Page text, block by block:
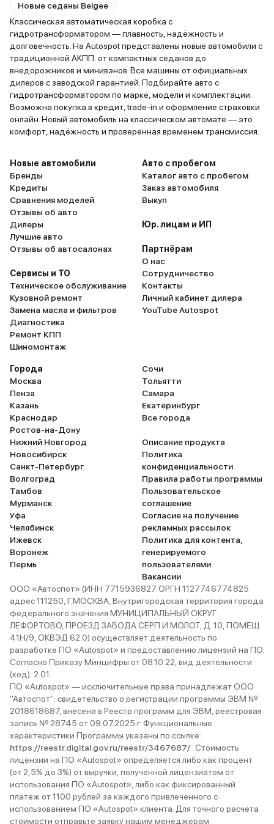
Новые седаны Belgee
Классическая автоматическая коробка с
гидротрансформатором — плавность, надёжность и
долговечность. На Autospot представлены новые автомобили с
традиционной АКПП: от компактных седанов до
внедорожников и минивэнов. Все машины от официальных
дилеров с заводской гарантией. Подбирайте авто с
гидротрансформатором по марке, модели и комплектации.
Возможна покупка в кредит, trade-in и оформление страховки
онлайн. Новый автомобиль на классическом автомате — это
комфорт, надёжность и проверенная временем трансмиссия.
Новые автомобили
Бренды
Кредиты
Сравнения моделей
Отзывы об авто
Дилеры
Лучшие авто
Отзывы об автосалонах
Сервисы и ТО
Техническое обслуживание
Кузовной ремонт
Замена масла и фильтров
Диагностика
Ремонт КПП
Шиномонтаж
Авто с пробегом
Каталог авто с пробегом
Заказ автомобиля
Выкуп
Юр. лицам и ИП
Партнёрам
О нас
Сотрудничество
Контакты
Личный кабинет дилера
YouTube Autospot
Города
Москва
Пенза
Казань
Краснодар
Ростов-на-Дону
Нижний Новгород
Новосибирск
Санкт-Петербург
Волгоград
Тамбов
Мурманск
Уфа
Челябинск
Ижевск
Воронеж
Пермь
Сочи
Тольятти
Самара
Екатеринбург
Все города
Описание продукта
Политика
конфиденциальности
Правила работы программы
Пользовательское
соглашение
Согласие на получение
рекламных рассылок
Политика для контента,
генерируемого
пользователями
Вакансии
ООО «Автоспот» (ИНН 7715936827 ОРГН 1127746774825
адрес 111250, Г.МОСКВА, Внутригородская территория города
федерального значения МУНИЦИПАЛЬНЫЙ ОКРУГ
ЛЕФОРТОВО, ПРОЕЗД ЗАВОДА СЕРП И МОЛОТ, Д. 10, ПОМЕЩ.
41Н/9, ОКВЭД 62.0) осуществляет деятельность по
разработке ПО «Autospot» и предоставлению лицензий на ПО.
Согласно Приказу Минцифры от 08.10.22, вид деятельности
(код): 2.01.
ПО «Autospot» — исключительные права принадлежат ООО
"Автоспот": свидетельство о регистрации программы ЭВМ №
2018618687, внесена в Реестр программ для ЭВМ, реестровая
запись № 28745 от 09.07.2025 г. Функциональные
характеристики Программы указаны по ссылке:
https://reestr.digital.gov.ru/reestr/3467687/ . Стоимость
лицензии на ПО «Autospot» определяется либо как процент
(от 2,5% до 3%) от выручки, полученной лицензиатом от
использования ПО «Autospot», либо как фиксированный
платеж от 1100 рублей за каждого привлеченного с
использованием ПО «Autospot» клиента. Для точного расчета
стоимости отправьте заявку нашим менеджерам